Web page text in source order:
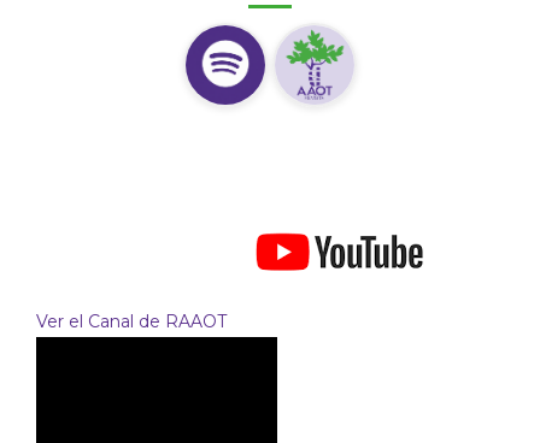
Ver el Canal de RAAOT